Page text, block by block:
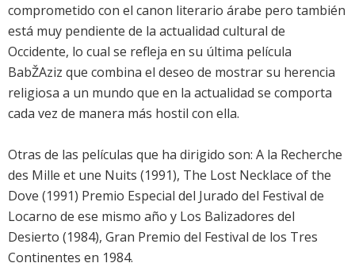
comprometido con el canon literario árabe pero también
está muy pendiente de la actualidad cultural de
Occidente, lo cual se refleja en su última película
BabŽAziz que combina el deseo de mostrar su herencia
religiosa a un mundo que en la actualidad se comporta
cada vez de manera más hostil con ella.
Otras de las películas que ha dirigido son: A la Recherche
des Mille et une Nuits (1991), The Lost Necklace of the
Dove (1991) Premio Especial del Jurado del Festival de
Locarno de ese mismo año y Los Balizadores del
Desierto (1984), Gran Premio del Festival de los Tres
Continentes en 1984.